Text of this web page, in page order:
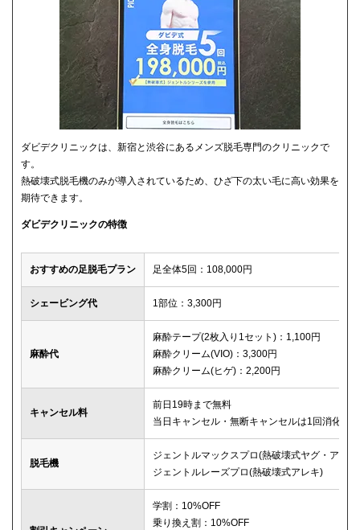
ダビデクリニックは、新宿と渋谷にあるメンズ脱毛専門のクリニックで
す。
熱破壊式脱毛機のみが導入されているため、ひざ下の太い毛に高い効果を
期待できます。
ダビデクリニックの特徴
おすすめの足脱毛プラン 足全体5回：108,000円
シェービング代 1部位：3,300円
麻酔代
麻酔テープ(2枚入り1セット)：1,100円
麻酔クリーム(VIO)：3,300円
麻酔クリーム(ヒゲ)：2,200円
キャンセル料
前日19時まで無料
当日キャンセル・無断キャンセルは1回消化
脱毛機
ジェントルマックスプロ(熱破壊式ヤグ・アレキ
ジェントルレーズプロ(熱破壊式アレキ)
学割：10%OFF
乗り換え割：10%OFF